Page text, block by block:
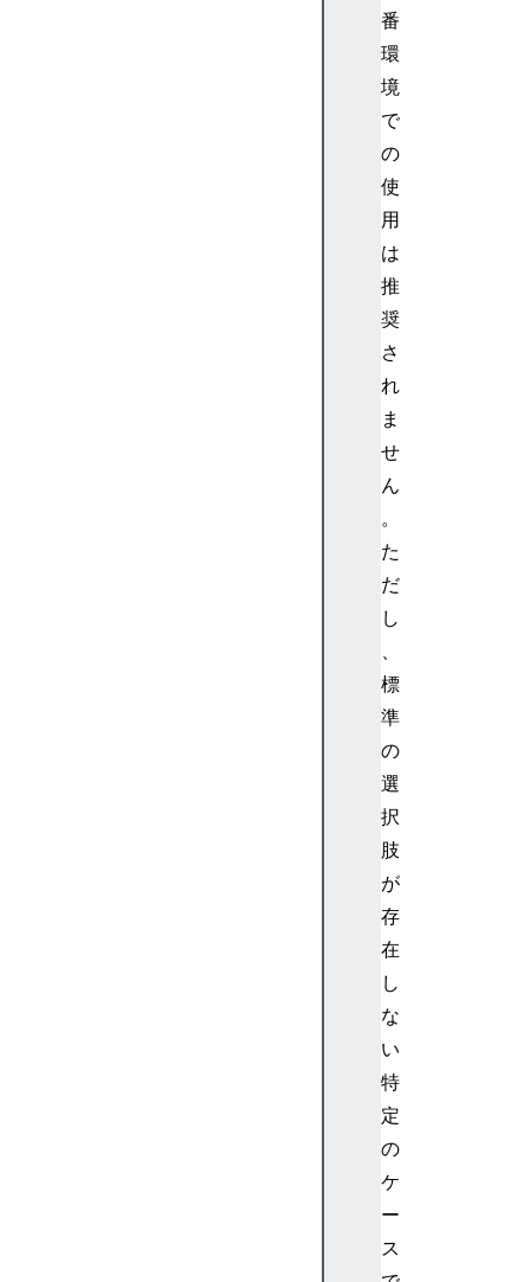
番
環
境
で
の
使
用
は
推
奨
さ
れ
ま
せ
ん
。
た
だ
し
標
準
の
選
択
肢
が
存
在
し
な
い
特
定
の
ケ
ー
ス